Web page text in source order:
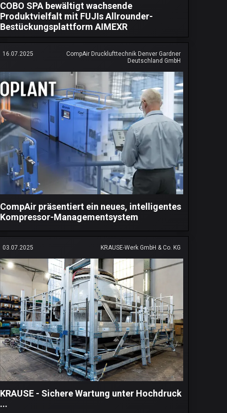
COBO SPA bewältigt wachsende
Produktvielfalt mit FUJIs Allrounder-
Bestückungsplattform AIMEXR
16.07.2025
CompAir Drucklufttechnik Denver Gardner
Deutschland GmbH
CompAir präsentiert ein neues, intelligentes
Kompressor-Managementsystem
03.07.2025 KRAUSE-Werk GmbH & Co. KG
KRAUSE - Sichere Wartung unter Hochdruck
...